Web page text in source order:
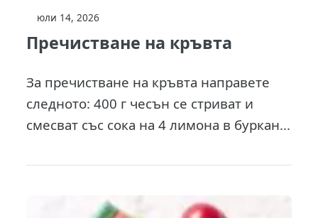
юли 14, 2026
Пречистване на кръвта
За пречистване на кръвта направете
следното: 400 г чесън се стриват и
смесват със сока на 4 лимона в буркан...